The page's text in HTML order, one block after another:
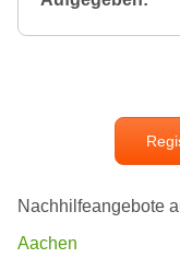
Nachhilfeangebote
Aachen